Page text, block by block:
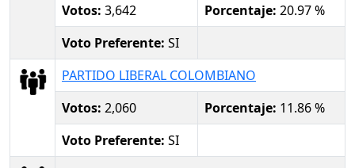
Votos: 3,642 Porcentaje: 20.97 %
Voto Preferente: SI
PARTIDO LIBERAL COLOMBIANO
Votos: 2,060 Porcentaje: 11.86 %
Voto Preferente: SI